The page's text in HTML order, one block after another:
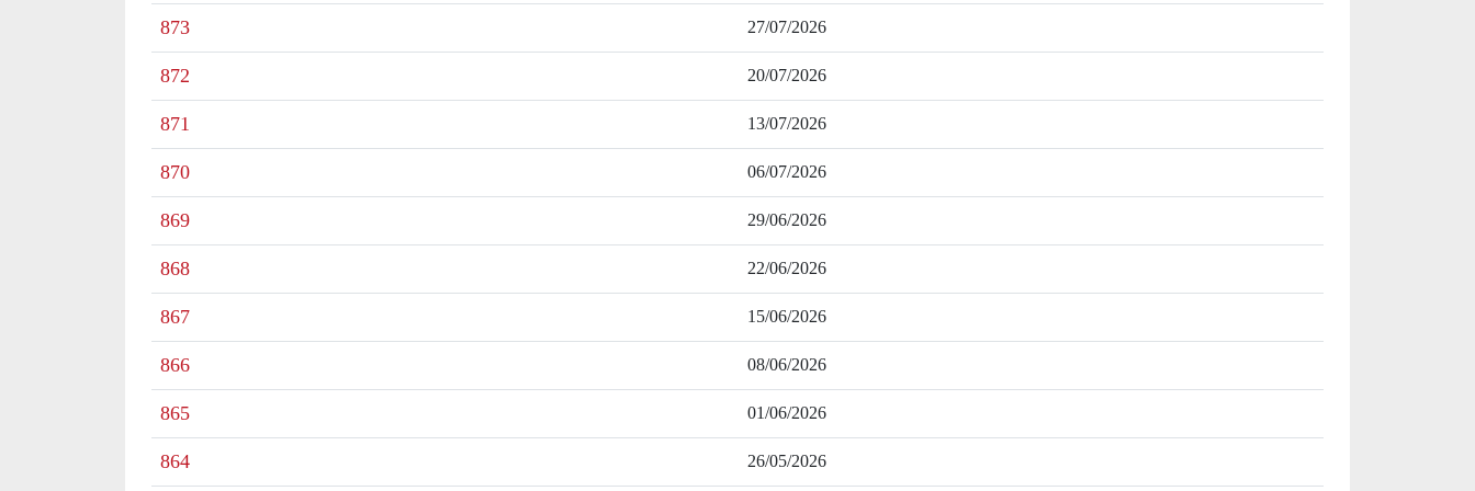
Butlletí nº
873 27/07/2026
Butlletí nº
872 20/07/2026
Butlletí nº
871 13/07/2026
Butlletí nº
870 06/07/2026
Butlletí nº
869 29/06/2026
Butlletí nº
868 22/06/2026
Butlletí nº
867 15/06/2026
Butlletí nº
866 08/06/2026
Butlletí nº
865 01/06/2026
Butlletí nº
864 26/05/2026